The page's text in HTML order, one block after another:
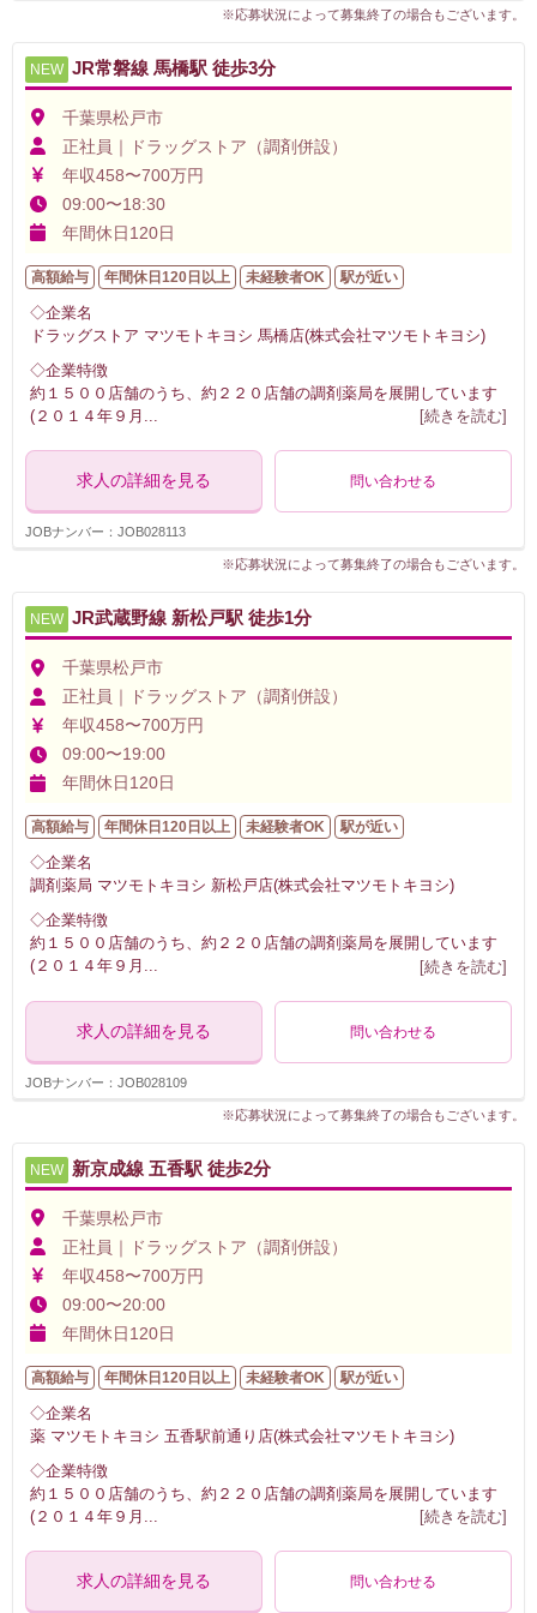
※応募状況によって募集終了の場合もございます。
NEW JR常磐線 馬橋駅 徒歩3分
千葉県松戸市
正社員｜ドラッグストア（調剤併設）
年収458〜700万円
09:00〜18:30
年間休日120日
高額給与 年間休日120日以上 未経験者OK 駅が近い
◇企業名
ドラッグストア マツモトキヨシ 馬橋店(株式会社マツモトキヨシ)
◇企業特徴
約１５００店舗のうち、約２２０店舗の調剤薬局を展開しています
(２０１４年９月
[続きを読む]
求人の詳細を見る 問い合わせる
JOBナンバー：JOB028113
※応募状況によって募集終了の場合もございます。
NEW JR武蔵野線 新松戸駅 徒歩1分
千葉県松戸市
正社員｜ドラッグストア（調剤併設）
年収458〜700万円
09:00〜19:00
年間休日120日
高額給与 年間休日120日以上 未経験者OK 駅が近い
◇企業名
調剤薬局 マツモトキヨシ 新松戸店(株式会社マツモトキヨシ)
◇企業特徴
約１５００店舗のうち、約２２０店舗の調剤薬局を展開しています
(２０１４年９月 ... [続きを読む]
求人の詳細を見る 問い合わせる
JOBナンバー：JOB028109
※応募状況によって募集終了の場合もございます。
NEW 新京成線 五香駅 徒歩2分
千葉県松戸市
正社員｜ドラッグストア（調剤併設）
年収458〜700万円
09:00〜20:00
年間休日120日
高額給与 年間休日120日以上 未経験者OK 駅が近い
◇企業名
薬 マツモトキヨシ 五香駅前通り店(株式会社マツモトキヨシ)
◇企業特徴
約１５００店舗のうち、約２２０店舗の調剤薬局を展開しています
(２０１４年９月
[続きを読む]
求人の詳細を見る 問い合わせる